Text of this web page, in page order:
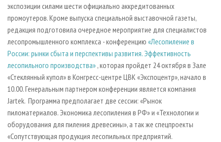
экспозиции силами шести официально аккредитованных
промоутеров. Кроме выпуска специальной выставочной газеты,
редакция подготовила очередное мероприятие для специалистов
лесопромышленного комплекса - конференцию «Лесопиление в
России: рынки сбыта и перспективы развития. Эффективность
лесопильного производства» , которая пройдет 24 октября в Зале
«Стеклянный купол» в Конгресс-центре ЦВК «Экспоцентр», начало в
10.00. Генеральным партнером конференции является компания
Jartek. Программа предполагает две сессии: «Рынок
пиломатериалов. Экономика лесопиления в РФ» и «Технологии и
оборудования для пиления древесины», а так же спецпроекты
«Сопутствующая продукция лесопильных предприятий.